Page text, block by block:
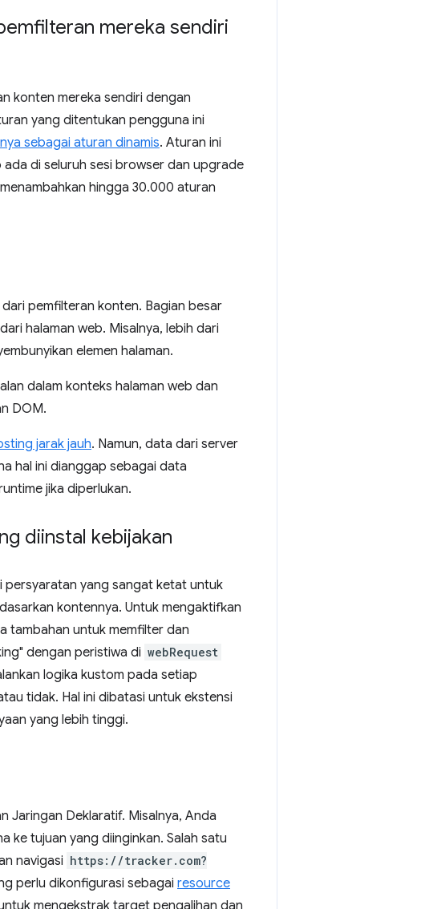
mereka sendiri
konten mereka sendiri dengan
yang ditentukan pengguna ini
sebagai aturan dinamis. Aturan ini
di seluruh sesi browser dan upgrade
hingga 30.000 aturan
pemfilteran konten. Bagian besar
halaman web. Misalnya, lebih dari
elemen halaman.
dalam konteks halaman web dan
DOM.
jarak jauh. Namun, data dari server
hal ini dianggap sebagai data
jika diperlukan.
diinstal kebijakan
persyaratan yang sangat ketat untuk
kontennya. Untuk mengaktifkan
tambahan untuk memfilter dan
dengan peristiwa di webRequest
logika kustom pada setiap
tidak. Hal ini dibatasi untuk ekstensi
yang lebih tinggi.
Jaringan Deklaratif. Misalnya, Anda
ke tujuan yang diinginkan. Salah satu
navigasi https://tracker.com?
perlu dikonfigurasi sebagai resource
mengekstrak target pengalihan dan